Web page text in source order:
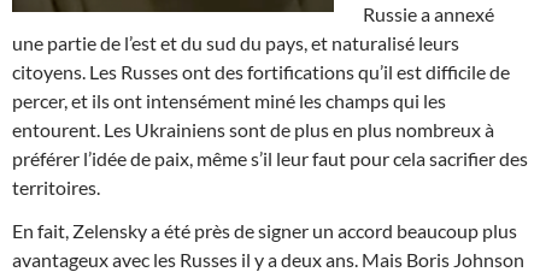
Russie a annexé
une partie de l’est et du sud du pays, et naturalisé leurs
citoyens. Les Russes ont des fortifications qu’il est difficile de
percer, et ils ont intensément miné les champs qui les
entourent. Les Ukrainiens sont de plus en plus nombreux à
préférer l’idée de paix, même s’il leur faut pour cela sacrifier des
territoires.
En fait, Zelensky a été près de signer un accord beaucoup plus
avantageux avec les Russes il y a deux ans. Mais Boris Johnson